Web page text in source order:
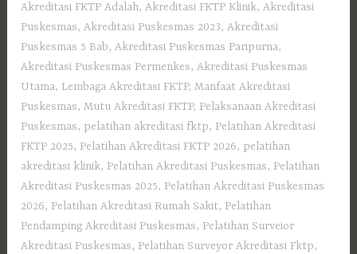
Akreditasi FKTP Adalah,Akreditasi FKTP Klinik,Akreditasi
Puskesmas,Akreditasi Puskesmas 2023,Akreditasi
Puskesmas 5 Bab,Akreditasi Puskesmas Paripurna,
Akreditasi Puskesmas Permenkes,Akreditasi Puskesmas
Utama, Lembaga Akreditasi FKTP,Manfaat Akreditasi
Puskesmas,Mutu Akreditasi FKTP, Pelaksanaan Akreditasi
Puskesmas, pelatihan akreditasi fktp, Pelatihan Akreditasi
FKTP 2025, Pelatihan Akreditasi FKTP 2026, pelatihan
akreditasi klinik, Pelatihan Akreditasi Puskesmas, Pelatihan
Akreditasi Puskesmas 2025, Pelatihan Akreditasi Puskesmas
2026, Pelatihan Akreditasi Rumah Sakit, Pelatihan
Pendamping Akreditasi Puskesmas, Pelatihan Surveior
Akreditasi Puskesmas, Pelatihan Surveyor Akreditasi Fktp,